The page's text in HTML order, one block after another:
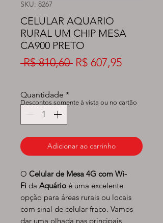
SKU: 8267
CELULAR AQUARIO
RURAL UM CHIP MESA
CA900 PRETO
R$ 810,60 Preço
R$ 607,95Preço
Quantidade *
Adicionar ao carrinho
O Celular de Mesa 4G com Wi-
Fi da Aquário é uma excelente
opção para áreas rurais ou locais
com sinal de celular fraco. Vamos
dar uma olhada nas principais
Descontos somente à vista ou no cartão